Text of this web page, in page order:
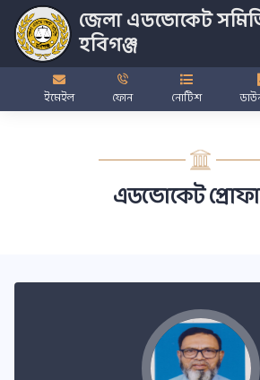
জেলা এডভোকেট
হবিগঞ্জ
ইমেইল ফোন নোটিশ
এডভোকেট